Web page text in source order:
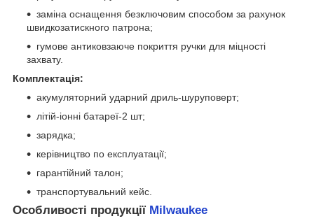
заміна оснащення безключовим способом за рахунок
швидкозатискного патрона;
гумове антиковзаюче покриття ручки для міцності
захвату.
Комплектація:
акумуляторний ударний дриль-шуруповерт;
літій-іонні батареї-2 шт;
зарядка;
керівництво по експлуатації;
гарантійний талон;
транспортувальний кейс.
Особливості продукції Milwaukee